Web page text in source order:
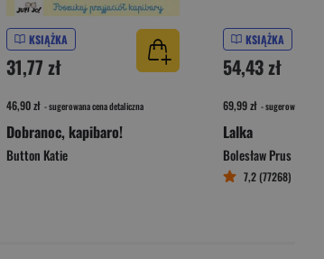
KSIĄŻKA
31,77 zł
46,90 zł - sugerowana cena detaliczna
Dobranoc, kapibaro!
Button Katie
KSIĄŻKA
54,43 zł
69,99 zł - sugerowana
Lalka
Bolesław Prus
7,2 (77268)